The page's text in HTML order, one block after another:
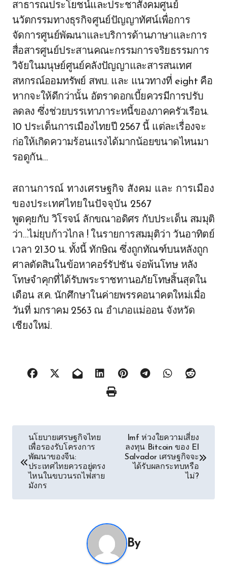
สาธารณประโยชน์และประชาสังคมศูนย์
นวัตกรรมทางธุรกิจศูนย์ปัญญาทัศน์เพื่อการ
จัดการศูนย์พัฒนาและบริการด้านภาษาและการ
สื่อสารศูนย์ประสานคณะกรรมการจริยธรรมการ
วิจัยในมนุษย์ศูนย์คลังปัญญาและสารสนเทศ
สหกรณ์ออมทรัพย์ สพบ. และ แนวทางที่ eight คือ
หากจะให้ดีกว่านั้น อัตราดอกเบี้ยควรมีการปรับ
ลดลง ซึ่งช่วยบรรเทาภาระหนี้ของภาคครัวเรือน.
10 ประเด็นการเมืองไทยปี 2567 นี้ แต่ละเรื่องจะ
ก่อให้เกิดความร้อนแรงได้มากน้อยขนาดไหนมา
รอดูกัน…
สถานการณ์ ทางเศรษฐกิจ สังคม และ การเมือง
ของประเทศไทยในปัจจุบัน 2567
พูดคุยกับ วิโรจน์ ลักขณาอดิศร กับประเด็น สมมุติ
ว่า…ไม่ยุบก้าวไกล ! ในรายการสมมุติว่า วันอาทิตย์
เวลา 21.30 น. ทั้งนี้ ทักษิณ ซึ่งถูกทัณฑ์บนหลังถูก
ศาลตัดสินในข้อหาคอร์รัปชัน จ่อพ้นโทษ หลัง
โทษจำคุกที่ได้รับพระราชทานอภัยโทษสิ้นสุดใน
เดือน ส.ค. นักศึกษาในค่ายพรรคอนาคตใหม่เมื่อ
วันที่ มกราคม 2563 ณ อำเภอแม่ออน จังหวัด
เชียงใหม่.
Post
navigation
นโยบายเศรษฐกิจไทย
เพื่อรองรับโครงการ
พัฒนาของจีน:
ประเทศไทยควรอยู่ตรง
ไหนในขบวนรถไฟสาย
มังกร
Imf ห่วงใยความเสี่ยง
ลงทุน Bitcoin ของ El
Salvador เศรษฐกิจจะ
ได้รับผลกระทบหรือ
ไม่?
By